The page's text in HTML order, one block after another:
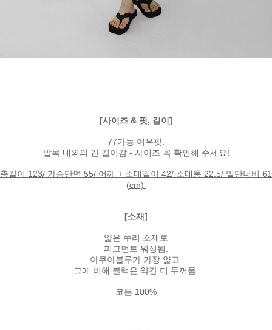
[사이즈 & 핏, 길이]
77가능 여유핏.
발목 내외의 긴 길이감 - 사이즈 꼭 확인해 주세요!
총길이 123/ 가슴단면 55/ 어깨 + 소매길이 42/ 소매통 22.5/ 밑단너비 61
(cm)
[소재]
얇은 쭈리 소재로
피그먼트 워싱됨.
아쿠아블루가 가장 얇고
그에 비해 블랙은 약간 더 두꺼움.
코튼 100%